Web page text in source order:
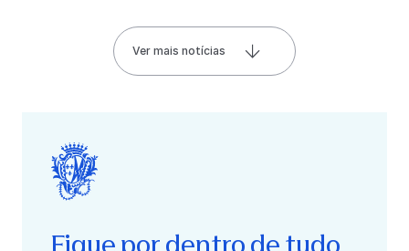
Ver mais notícias